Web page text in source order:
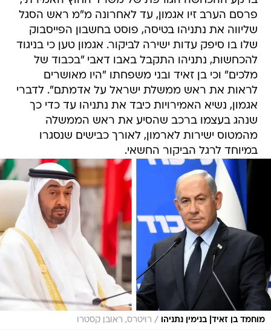
פרסם הערב זיו אגמון, עד לאחרונה מ"מ ראש הסגל
שליווה את נתניהו בטיסה, פוסט בחשבון הפייסבוק
שלו בו סיפק עדות ישירה לביקור. אגמון טען כי בניגוד
להכחשות, נתניהו התקבל באבו דאבי "בכבוד של
מלכים" וכי בן זאיד ובני משפחתו "היו מאושרים
לראות את ראש ממשלת ישראל על אדמתם". לדברי
אגמון, נשיא האמירויות כיבד את נתניהו עד כדי כך
שנהג בעצמו ברכב שהסיע את ראש הממשלה
מהמטוס ישירות לארמון, לאורך כבישים שנסגרו
במיוחד לרגל הביקור החשאי.
מוחמד בן זאיד| בנימין נתניהו / רויטרס, ראובן קסטרו